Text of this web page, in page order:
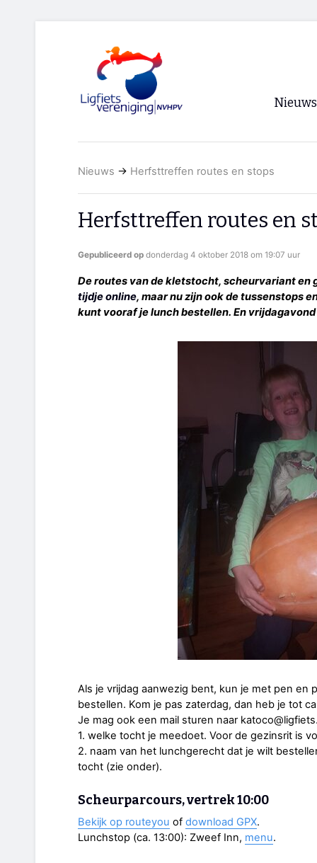
Nieuws
Nieuws → Herfsttreffen routes en stops
Herfsttreffen routes en
Gepubliceerd op donderdag 4 oktober 2018 om 19:07 uur
De routes van de kletstocht, scheurvariant en
tijdje online, maar nu zijn ook de tussenstops
kunt vooraf je lunch bestellen. En
Als je vrijdag aanwezig bent, kun je met pen en
bestellen. Kom je pas zaterdag, dan heb je tot
Je mag ook een mail sturen naar
1. welke tocht je meedoet. Voor de gezinsrit is
2. naam van het lunchgerecht dat je wilt
tocht (zie onder).
Scheurparcours, vertrek 10:00
Bekijk op routeyou of download GPX.
Lunchstop (ca. 13:00): Zweef Inn, menu.